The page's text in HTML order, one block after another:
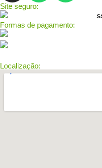
Site seguro:
Formas de pagamento:
Localização: